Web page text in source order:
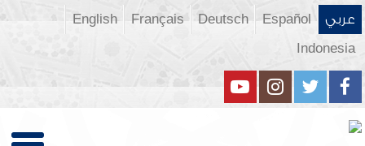
عربي Español
Deutsch
Français
English
Indonesia